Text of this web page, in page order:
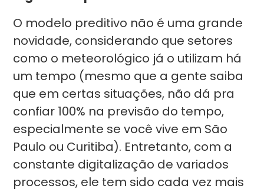
O modelo preditivo não é uma grande
novidade, considerando que setores
como o meteorológico já o utilizam há
um tempo (mesmo que a gente saiba
que em certas situações, não dá pra
confiar 100% na previsão do tempo,
especialmente se você vive em São
Paulo ou Curitiba). Entretanto, com a
constante digitalização de variados
processos, ele tem sido cada vez mais